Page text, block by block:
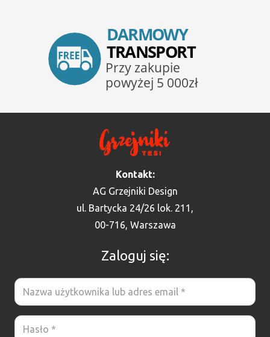
Kontakt:
AG Grzejniki Design
ul. Bartycka 24/26 lok. 211,
00-716, Warszawa
Zaloguj się: